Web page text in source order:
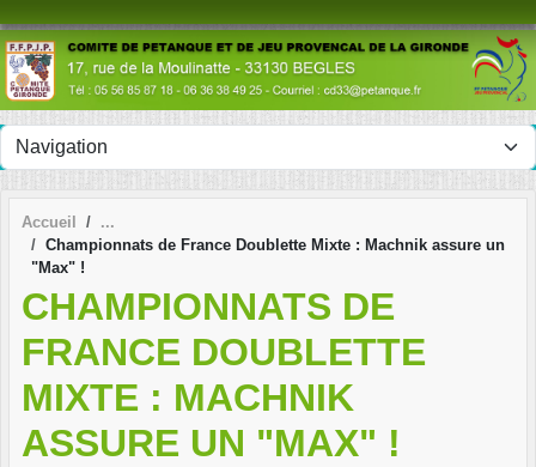
Accueil
Championnats de France Doublette Mixte : Machnik assure un
"Max" !
CHAMPIONNATS DE
FRANCE DOUBLETTE
MIXTE : MACHNIK
ASSURE UN "MAX" !